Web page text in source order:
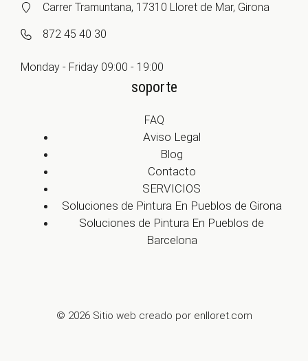
Carrer Tramuntana, 17310 Lloret de Mar, Girona
872 45 40 30
Monday - Friday 09:00 - 19:00
soporte
FAQ
Aviso Legal
Blog
Contacto
SERVICIOS
Soluciones de Pintura En Pueblos de Girona
Soluciones de Pintura En Pueblos de
Barcelona
© 2026 Sitio web creado por enlloret.com